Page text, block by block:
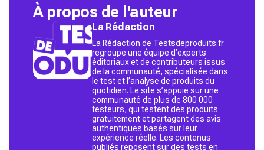
À propos de l'auteur
La Rédaction
La Rédaction de Testsdeproduits.fr
regroupe une équipe d’experts
éditoriaux et de contributeurs issus
de la communauté, spécialisée dans
le test et l’analyse de produits du
quotidien. Le site s’appuie sur une
communauté de plus de 800 000
testeurs, qui testent des produits
gratuitement et partagent des avis
authentiques basés sur leur
expérience réelle. Les contenus
publiés reposent sur des tests en